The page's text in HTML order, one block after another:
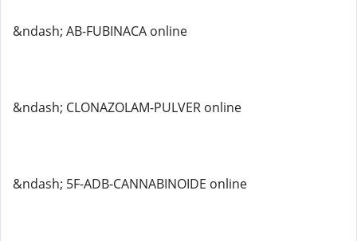
&ndash; AB-FUBINACA online
&ndash; CLONAZOLAM-PULVER online
&ndash; 5F-ADB-CANNABINOIDE online